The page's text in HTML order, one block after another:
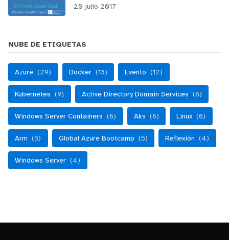
20 julio 2017
NUBE DE ETIQUETAS
Azure (29) Docker (13) Evento (12)
Kubernetes (9) Active Directory Domain Services (6)
Windows Server Containers (6) Aks (6) Linux (6)
Arm (5) Global Azure Bootcamp (5) Reflexión (4)
Windows Server (4)